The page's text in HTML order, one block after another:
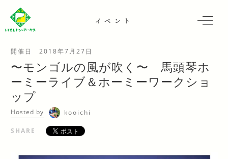
イベント
開催日 2018年7月27日
〜モンゴルの風が吹く〜 馬頭琴ホ
ーミーライブ＆ホーミーワークショ
ップ
Hosted by kooichi
SHARE